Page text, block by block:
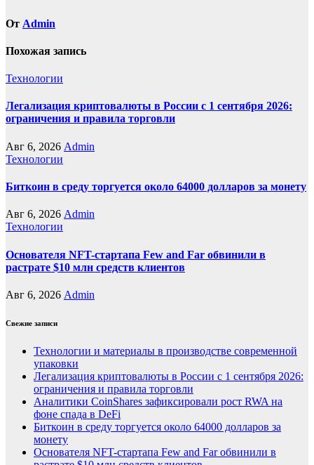
От Admin
Похожая запись
Технологии
Легализация криптовалюты в России с 1 сентября 2026:
ограничения и правила торговли
Авг 6, 2026 Admin
Технологии
Биткоин в среду торгуется около 64000 долларов за монету
Авг 6, 2026 Admin
Технологии
Основателя NFT-стартапа Few and Far обвинили в
растрате $10 млн средств клиентов
Авг 6, 2026 Admin
Свежие записи
Технологии и материалы в производстве современной
упаковки
Легализация криптовалюты в России с 1 сентября 2026:
ограничения и правила торговли
Аналитики CoinShares зафиксировали рост RWA на
фоне спада в DeFi
Биткоин в среду торгуется около 64000 долларов за
монету
Основателя NFT-стартапа Few and Far обвинили в